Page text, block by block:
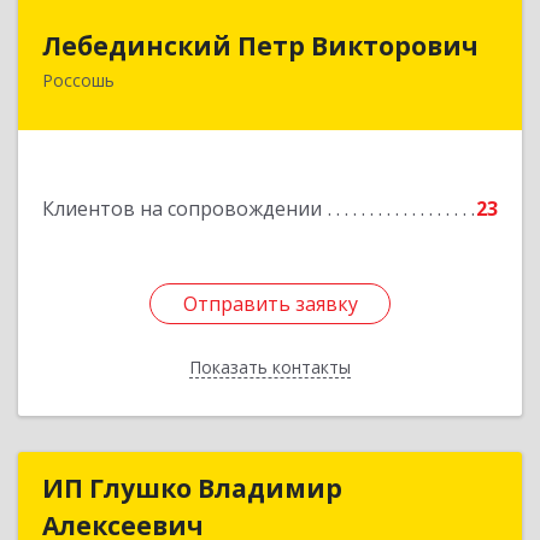
Лебединский Петр Викторович
Россошь
Клиентов на сопровождении 23
Отправить заявку
Показать контакты
Лебединский Петр Викторович
396650, Воронежская обл., г. Россошь, пер.
Отправить заявку
Назад
ИП Глушко Владимир
Алексеевич
ИП Глушко Владимир